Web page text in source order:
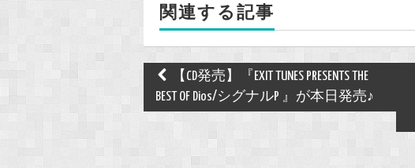
o
k
関連する記事
Post
navigation
【CD発売】『EXIT TUNES PRESENTS THE
BEST OF Dios/シグナルP 』が本日発売♪